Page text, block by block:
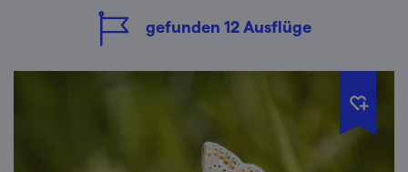
gefunden 12Ausflüge